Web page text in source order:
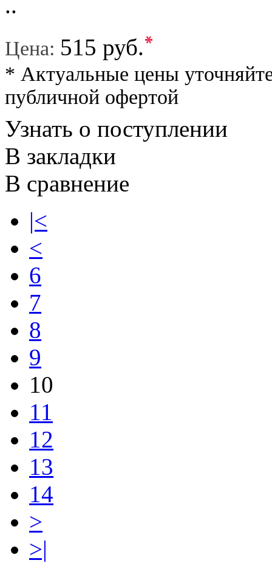
..
Цена: 515 руб.*
* Актуальные цены
публичной офертой
Узнать о поступлении
В закладки
В сравнение
|<
<
6
7
8
9
10
11
12
13
14
>
>|